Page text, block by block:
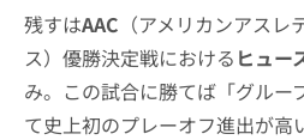
残すはAAC （アメリカンアス
ス）優勝決定戦における ヒュー
み。この試合に勝てば「グルー
て史上初のプレーオフ進出が高